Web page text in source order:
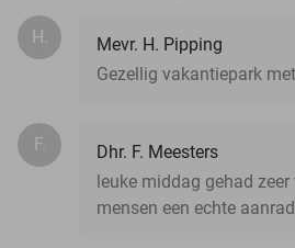
H.
Mevr. H. Pipping
Gezellig vakantiepark
F.
Dhr. F. Meesters
leuke middag gehad
mensen een echte